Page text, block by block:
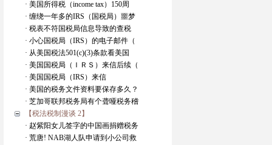
· 美国所得税（income tax）150周
· 缠绕一年多的IRS（国税局）噩梦
· 税表不符国税局信息导致的查税
· 小心国税局（IRS）的电子邮件（
· 从美国税法501(c)(3)条款看美国
· 美国国税局（ＩＲＳ）来信后续（
· 美国国税局（IRS）来信
· 美国的税务文件资料要保存多久？
· 芝加哥联邦税务局有个聋哑税务稽
【税法税制漫谈 2】
· 赵紫阳女儿签字的中国画捐赠税务
· 荒唐! NAB湖人队申请到小公司救